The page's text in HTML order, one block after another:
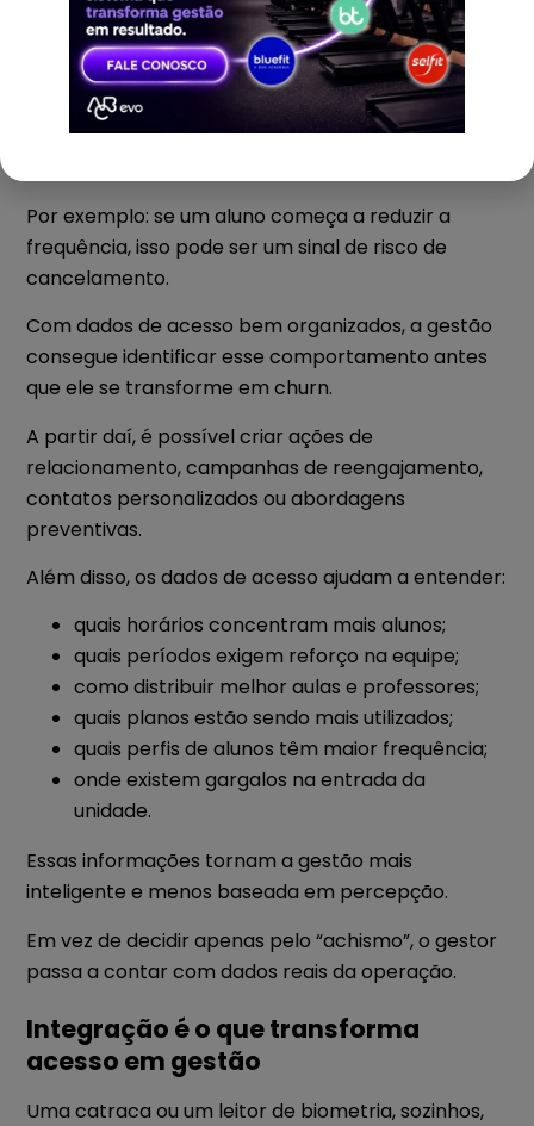
A frequência de acesso, os horários de maior
movimento, os períodos de menor fluxo e a queda
na presença de determinados alunos são
informações que ajudam a academia a tomar
Por exemplo: se um aluno começa a reduzir a
frequência, isso pode ser um sinal de risco de
cancelamento.
Com dados de acesso bem organizados, a gestão
consegue identificar esse comportamento antes
que ele se transforme em churn.
A partir daí, é possível criar ações de
relacionamento, campanhas de reengajamento,
contatos personalizados ou abordagens
preventivas.
Além disso, os dados de acesso ajudam a entender:
quais horários concentram mais alunos;
quais períodos exigem reforço na equipe;
como distribuir melhor aulas e professores;
quais planos estão sendo mais utilizados;
quais perfis de alunos têm maior frequência;
onde existem gargalos na entrada da
unidade.
Essas informações tornam a gestão mais
inteligente e menos baseada em percepção.
Em vez de decidir apenas pelo “achismo”, o gestor
passa a contar com dados reais da operação.
Integração é o que transforma
acesso em gestão
Uma catraca ou um leitor de biometria, sozinhos,